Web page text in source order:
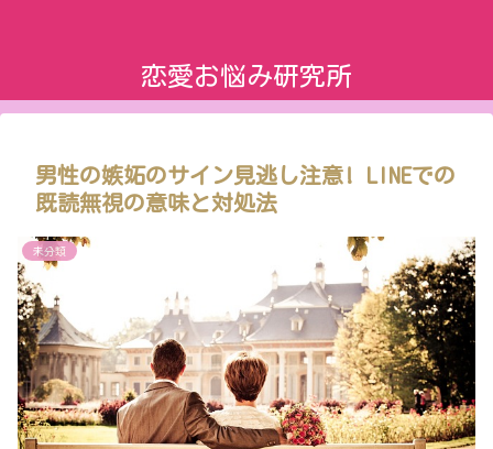
恋愛お悩み研究所
男性の嫉妬のサイン見逃し注意! LINEでの
既読無視の意味と対処法
未分類